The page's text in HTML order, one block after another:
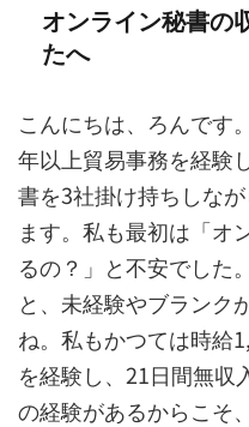
オンライン秘書の
たへ
こんにちは、ろんです
年以上貿易事務を経験
書を3社掛け持ちしな
ます。私も最初は「オ
るの？」と不安でした
と、未経験やブランク
ね。私もかつては時給
を経験し、21日間無収
の経験があるからこそ